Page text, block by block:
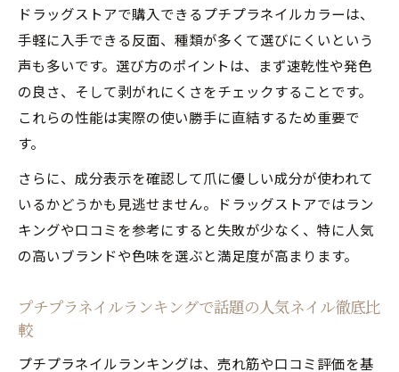
トレンド感溢れる人気ネイルカラー新作を
紹介
SNSで話題の人気ネイル×プチプラ最新色
チェック
プチプラ人気ネイルで叶える休日の指先お
人気ネイル最新カラーの選び方とプチプラ
活用法
剥がれにくいプチプラネイルで長持ち体験を
人気ネイルを長持ちさせるプチプラネイル
剥がれにくい人気ネイルのプチプラ選び方
ドラッグストアで購入できるプチプラネイルカラーは、
手軽に入手できる反面、種類が多くて選びにくいという
声も多いです。選び方のポイントは、まず速乾性や発色
の良さ、そして剥がれにくさをチェックすることです。
これらの性能は実際の使い勝手に直結するため重要で
す。
さらに、成分表示を確認して爪に優しい成分が使われて
いるかどうかも見逃せません。ドラッグストアではラン
キングや口コミを参考にすると失敗が少なく、特に人気
の高いブランドや色味を選ぶと満足度が高まります。
プチプラネイルランキングで話題の人気ネイル徹底比
較
プチプラネイルランキングは、売れ筋や口コミ評価を基